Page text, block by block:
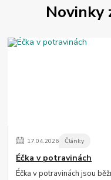
Novinky
17.04.2026 Články
Éčka v potravinách
Éčka v potravinách jsou